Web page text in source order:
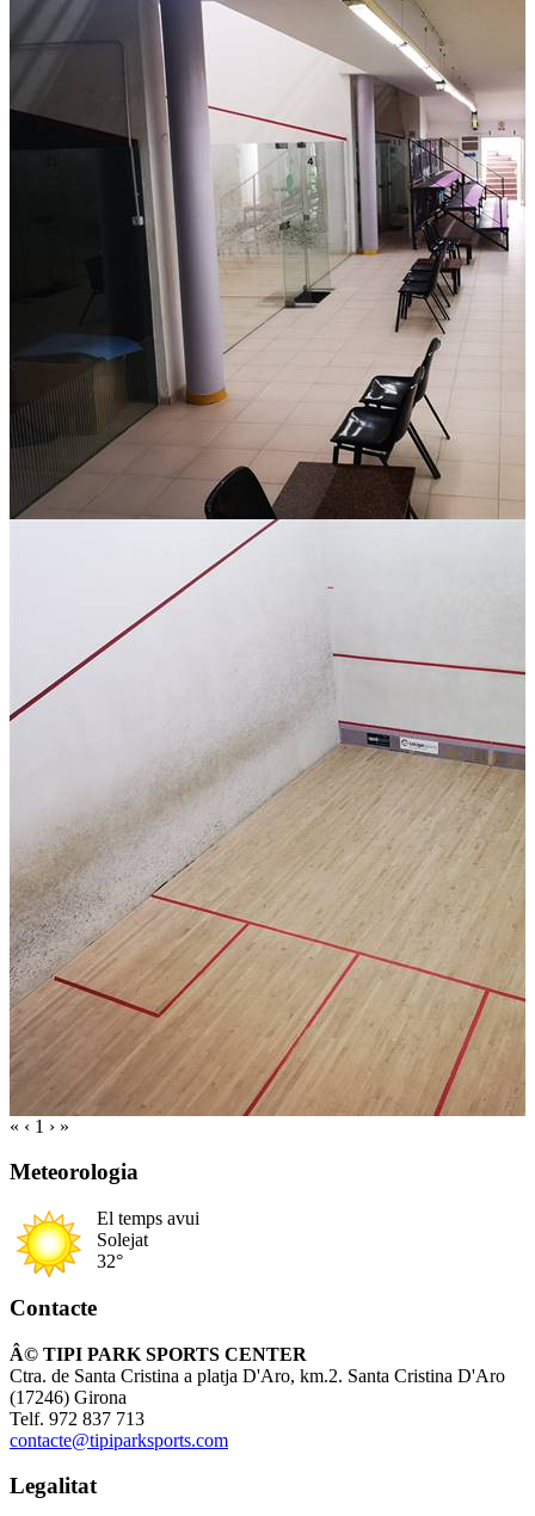
« ‹ 1 › »
Meteorologia
El temps avui
Solejat
32°
Contacte
Â© TIPI PARK SPORTS CENTER
Ctra. de Santa Cristina a platja D'Aro, km.2. Santa Cristina D'Aro
(17246) Girona
Telf. 972 837 713
contacte@tipiparksports.com
Legalitat